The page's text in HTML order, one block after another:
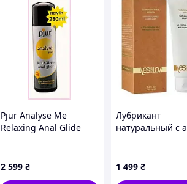
Pjur Analyse Me
Relaxing Anal Glide
2 599 ₴
Лубрикант
натуральный с
100 мл
1 499 ₴